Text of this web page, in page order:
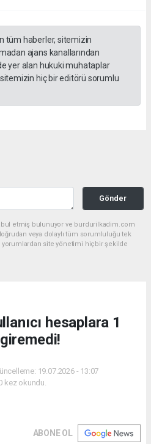
tüm haberler, sitemizin
ajans kanallarından
yer alan hukuki muhataplar
hiç bir editörü sorumlu
Gönder
etmiş bulunuyor ve burdurilkadim.com
veya dolaylı tüm sorumluluğu tek
yorumlardan site yönetimi hiçbir şekilde
hesaplara 1
19.07.2026 - 13:07
kez okundu.
ABONE OL